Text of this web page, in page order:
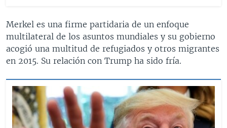
Merkel es una firme partidaria de un enfoque
multilateral de los asuntos mundiales y su gobierno
acogió una multitud de refugiados y otros migrantes
en 2015. Su relación con Trump ha sido fría.